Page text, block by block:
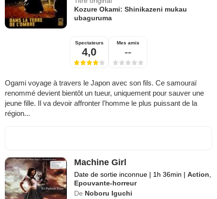
Kozure Okami: Shinikazeni mukau
ubaguruma
Spectateurs
4,0
Mes amis
--
Ogami voyage à travers le Japon avec son fils. Ce samouraï
renommé devient bientôt un tueur, uniquement pour sauver une
jeune fille. Il va devoir affronter l'homme le plus puissant de la
région...
Machine Girl
Date de sortie inconnue | 1h 36min | Action,
Epouvante-horreur
De Noboru Iguchi